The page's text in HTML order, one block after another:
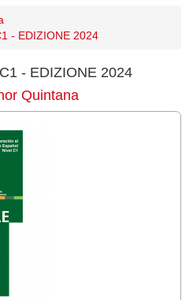
- EDIZIONE 2024
- EDIZIONE 2024
Quintana